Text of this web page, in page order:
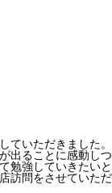
ていただきました
出ることに感動し
勉強していきたい
訪問をさせてい